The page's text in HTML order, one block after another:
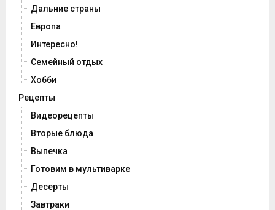
Дальние страны
Европа
Интересно!
Семейный отдых
Хобби
Рецепты
Видеорецепты
Вторые блюда
Выпечка
Готовим в мультиварке
Десерты
Завтраки